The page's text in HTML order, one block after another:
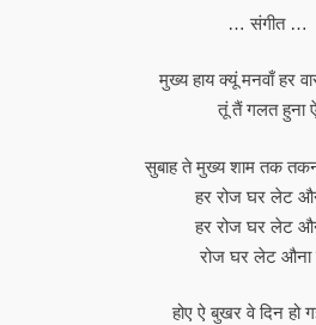
… संगीत …
मुख्य हाय क्यूं मनवाँ हर
तूं तैं गलत हुना
सुबाह ते मुख्य शाम तक तकन
हर रोज घर लेट
हर रोज घर लेट
रोज घर लेट औना
होए ऐ बुखर वे दिन हो